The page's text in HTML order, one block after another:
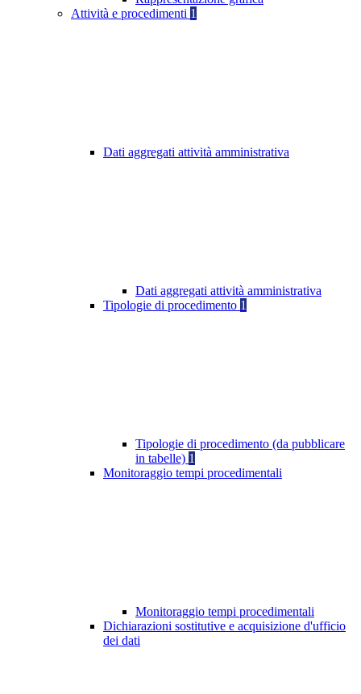
Attività e procedimenti 1
Dati aggregati attività amministrativa
Dati aggregati attività amministrativa
Tipologie di procedimento 1
Tipologie di procedimento (da pubblicare
in tabelle) 1
Monitoraggio tempi procedimentali
Monitoraggio tempi procedimentali
Dichiarazioni sostitutive e acquisizione d'ufficio
dei dati